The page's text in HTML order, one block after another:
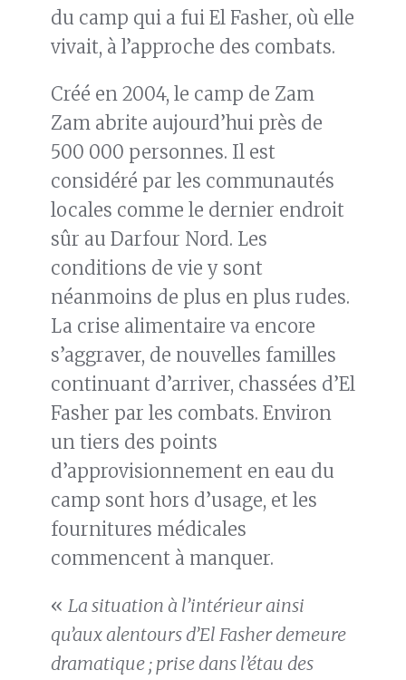
du camp qui a fui El Fasher, où elle
vivait, à l’approche des combats.
Créé en 2004, le camp de Zam
Zam abrite aujourd’hui près de
500 000 personnes. Il est
considéré par les communautés
locales comme le dernier endroit
sûr au Darfour Nord. Les
conditions de vie y sont
néanmoins de plus en plus rudes.
La crise alimentaire va encore
s’aggraver, de nouvelles familles
continuant d’arriver, chassées d’El
Fasher par les combats. Environ
un tiers des points
d’approvisionnement en eau du
camp sont hors d’usage, et les
fournitures médicales
commencent à manquer.
« La situation à l’intérieur ainsi
qu’aux alentours d’El Fasher demeure
dramatique ; prise dans l’étau des